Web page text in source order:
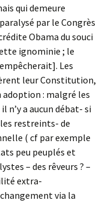
qui demeure
par le Congrès
Obama du souci
ignominie ; le
Les
leur Constitution,
adoption : malgré les
a aucun débat- si
restreints- de
( cf par exemple
peu peuplés et
– des rêveurs ? –
extra-
via la